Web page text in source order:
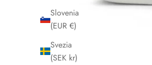
Slovenia
(EUR €)
Svezia
(SEK kr)